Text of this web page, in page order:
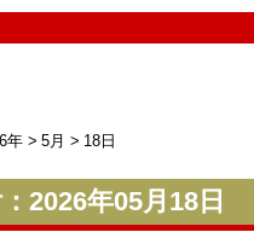
年> 5月 > 18日
2026年05月18日